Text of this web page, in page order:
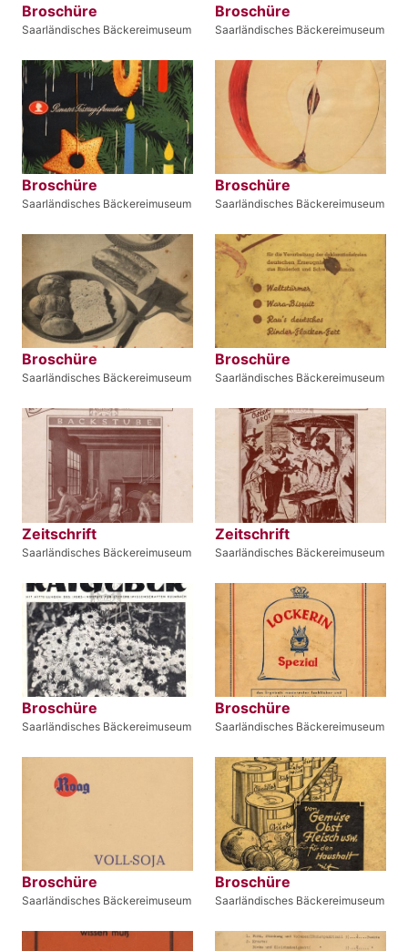
Broschüre
Saarländisches Bäckereimuseum
Broschüre
Saarländisches Bäckereimuseum
Broschüre
Saarländisches Bäckereimuseum
Broschüre
Saarländisches Bäckereimuseum
Broschüre
Saarländisches Bäckereimuseum
Broschüre
Saarländisches Bäckereimuseum
Zeitschrift
Saarländisches Bäckereimuseum
Zeitschrift
Saarländisches Bäckereimuseum
Broschüre
Saarländisches Bäckereimuseum
Broschüre
Saarländisches Bäckereimuseum
Broschüre
Saarländisches Bäckereimuseum
Broschüre
Saarländisches Bäckereimuseum